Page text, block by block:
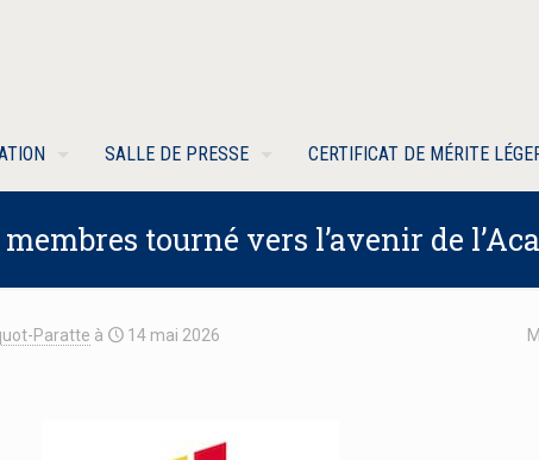
SALLE DE PRESSE CERTIFICAT DE MÉRITE
tourné vers l’avenir de
Paratte à 14 mai 2026